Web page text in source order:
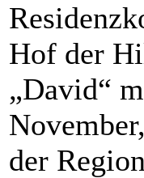
Hof der
„David“
der